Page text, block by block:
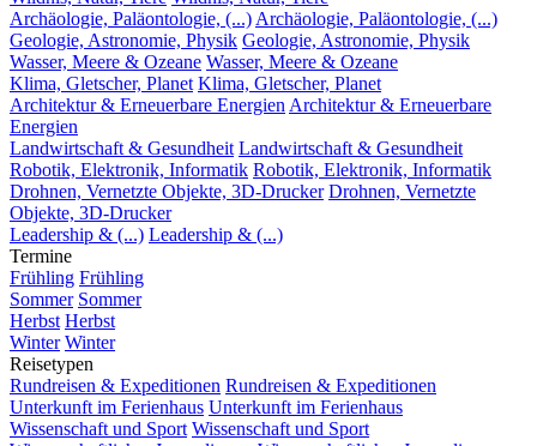
Archäologie, Paläontologie, (...) Archäologie, Paläontologie, (...)
Geologie, Astronomie, Physik Geologie, Astronomie, Physik
Wasser, Meere & Ozeane Wasser, Meere & Ozeane
Klima, Gletscher, Planet Klima, Gletscher, Planet
Architektur & Erneuerbare Energien Architektur & Erneuerbare
Energien
Landwirtschaft & Gesundheit Landwirtschaft & Gesundheit
Robotik, Elektronik, Informatik Robotik, Elektronik, Informatik
Drohnen, Vernetzte Objekte, 3D-Drucker Drohnen, Vernetzte
Objekte, 3D-Drucker
Leadership & (...) Leadership & (...)
Termine
Frühling Frühling
Sommer Sommer
Herbst Herbst
Winter Winter
Reisetypen
Rundreisen & Expeditionen Rundreisen & Expeditionen
Unterkunft im Ferienhaus Unterkunft im Ferienhaus
Wissenschaft und Sport Wissenschaft und Sport